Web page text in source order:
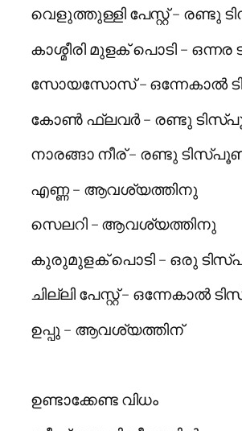
വെളുത്തുള്ളി പേസ്റ്റ് – രണ്ടു
കാശ്മീരി മുളക് പൊടി –
സോയസോസ് – ഒന്നേകാല്‍
കോണ്‍ ഫ്ലവര്‍ – രണ്ടു
നാരങ്ങാ നീര് – രണ്ടു
എണ്ണ – ആവശ്യത്തിനു
സെലറി – ആവശ്യത്തിനു
കുരുമുളക് പൊടി – ഒരു
ചില്ലി പേസ്റ്റ് – ഒന്നേകാല്‍
ഉപ്പു – ആവശ്യത്തിന്
ഉണ്ടാക്കേണ്ട വിധം